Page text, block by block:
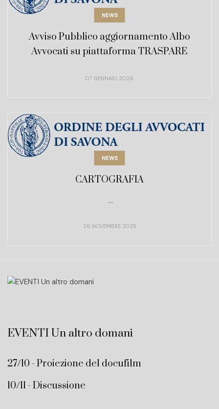
NEWS
Avviso Pubblico aggiornamento Albo
Avvocati su piattaforma TRASPARE
07 GENNAIO 2026
NEWS
CARTOGRAFIA
...
26 NOVEMBRE 2025
EVENTI Un altro domani
27/10 - Proiezione del docufilm
10/11 - Discussione